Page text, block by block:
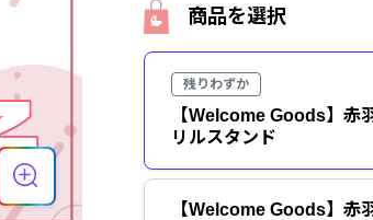
商品を選択
残りわずか
【Welcome Goods】赤
リルスタンド
【Welcome Goods】赤